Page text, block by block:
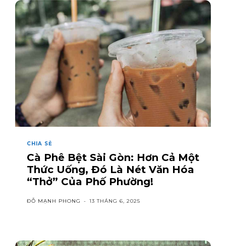
CHIA SẺ
Cà Phê Bệt Sài Gòn: Hơn Cả Một
Thức Uống, Đó Là Nét Văn Hóa
“Thở” Của Phố Phường!
ĐỖ MẠNH PHONG - 13 THÁNG 6, 2025